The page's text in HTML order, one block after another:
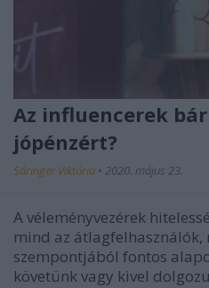
Az influencerek
jópénzért?
Sáringer Viktória • 2020. május 23.
A véleményvezérek
mind az átlagfelhasználók,
szempontjából fontos
követünk vagy kivel